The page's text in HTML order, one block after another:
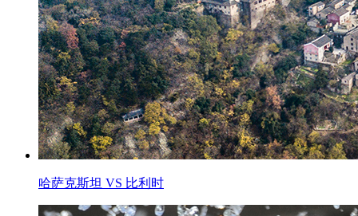
哈萨克斯坦 VS 比利时